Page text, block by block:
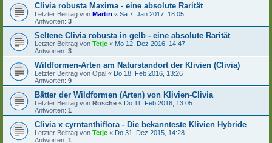
Clivia robusta Maxima - eine absolute Rarität
Letzter Beitrag von Martin « Sa 7. Jan 2017, 18:05
Antworten: 3
Seltene Clivia robusta in gelb - eine absolute Rarität
Letzter Beitrag von Tetje « Mo 12. Dez 2016, 14:47
Antworten: 3
Wildformen-Arten am Naturstandort der Klivien (Clivia)
Letzter Beitrag von Opal « Do 18. Feb 2016, 13:26
Antworten: 9
Bätter der Wildformen (Arten) von Klivien-Clivia
Letzter Beitrag von Rosche « Do 11. Feb 2016, 13:05
Antworten: 1
Clivia x cyrntanthiflora - Die bekannteste Klivien Hybride
Letzter Beitrag von Tetje « Do 31. Dez 2015, 14:28
Antworten: 1